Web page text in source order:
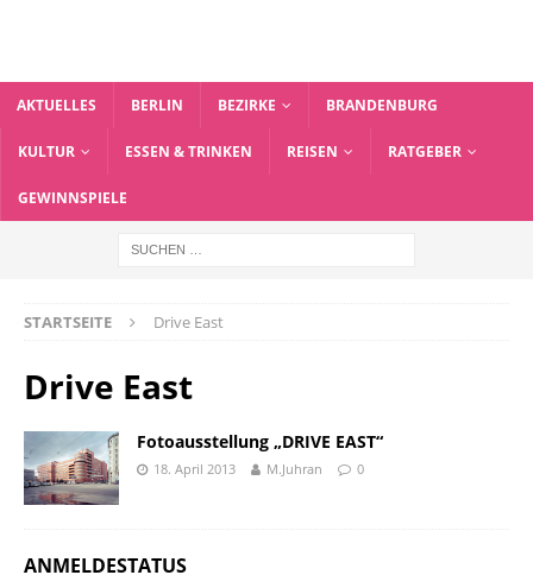
AKTUELLES BERLIN BEZIRKE BRANDENBURG
KULTUR ESSEN & TRINKEN REISEN RATGEBER
GEWINNSPIELE
STARTSEITE Drive East
Drive East
Fotoausstellung „DRIVE EAST“
18. April 2013 M.Juhran 0
ANMELDESTATUS